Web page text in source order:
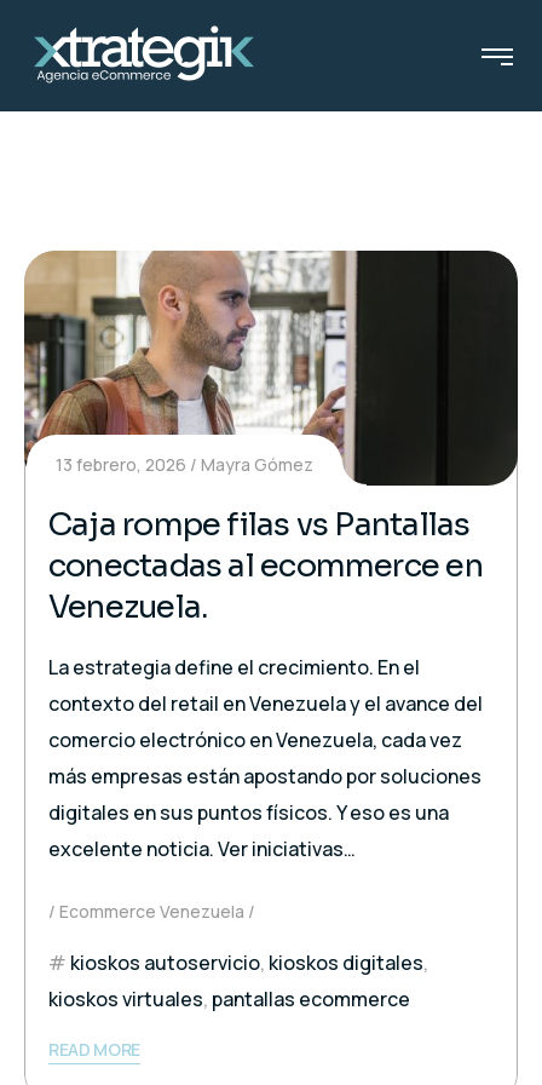
13 febrero, 2026 Mayra Gómez
Caja rompe filas vs Pantallas
conectadas al ecommerce en
Venezuela.
La estrategia define el crecimiento. En el
contexto del retail en Venezuela y el avance del
comercio electrónico en Venezuela, cada vez
más empresas están apostando por soluciones
digitales en sus puntos físicos. Y eso es una
excelente noticia. Ver iniciativas…
Ecommerce Venezuela
kioskos autoservicio, kioskos digitales,
kioskos virtuales, pantallas ecommerce
READ MORE